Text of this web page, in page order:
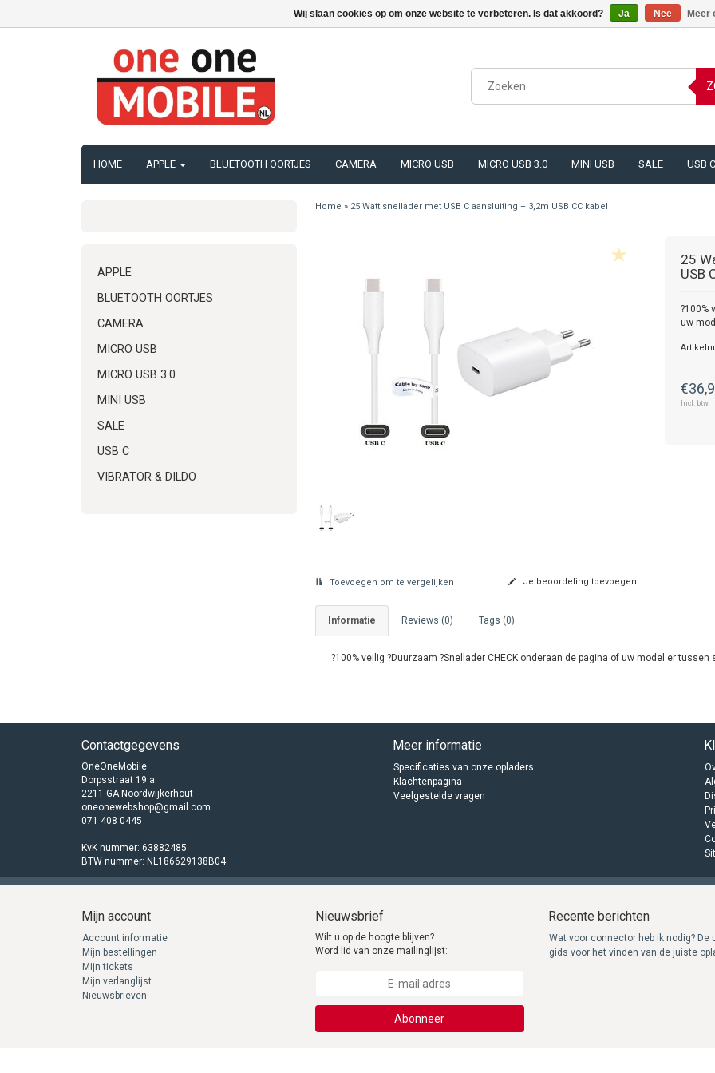
HOME APPLE BLUETOOTH OORTJES CAMERA MICRO USB MICRO USB 3.0 MINI USB SALE USB C
APPLE
BLUETOOTH OORTJES
CAMERA
MICRO USB
MICRO USB 3.0
MINI USB
SALE
USB C
VIBRATOR & DILDO
Home » 25 Watt snellader met USB C aansluiting + 3,2m USB CC kabel
25
USB
?100%
uw
Incl. btw
Toevoegen om te vergelijken Je beoordeling toevoegen
Informatie Reviews (0) Tags (0)
?100% veilig ?Duurzaam ?Snellader CHECK onderaan de pagina of uw model er tussen
Contactgegevens
OneOneMobile
Dorpsstraat 19 a
2211 GA Noordwijkerhout
oneonewebshop@gmail.com
071 408 0445
KvK nummer: 63882485
BTW nummer: NL186629138B04
Meer informatie
Specificaties van onze opladers
Klachtenpagina
Veelgestelde vragen
Mijn account
Account informatie
Mijn bestellingen
Mijn tickets
Mijn verlanglijst
Nieuwsbrieven
Nieuwsbrief
Wilt u op de hoogte blijven?
Word lid van onze mailinglijst:
Abonneer
Recente berichten
Wat voor connector heb ik nodig? De
gids voor het vinden van de juiste
Wij slaan cookies op om onze website te verbeteren. Is dat akkoord? Ja Nee Meer